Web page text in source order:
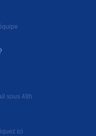
sous 48h
ici